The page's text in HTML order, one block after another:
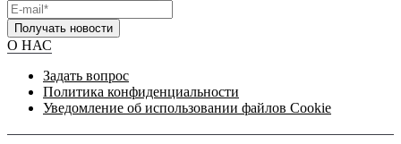
Получать новости
О НАС
Задать вопрос
Политика конфиденциальности
Уведомление об использовании файлов Cookie